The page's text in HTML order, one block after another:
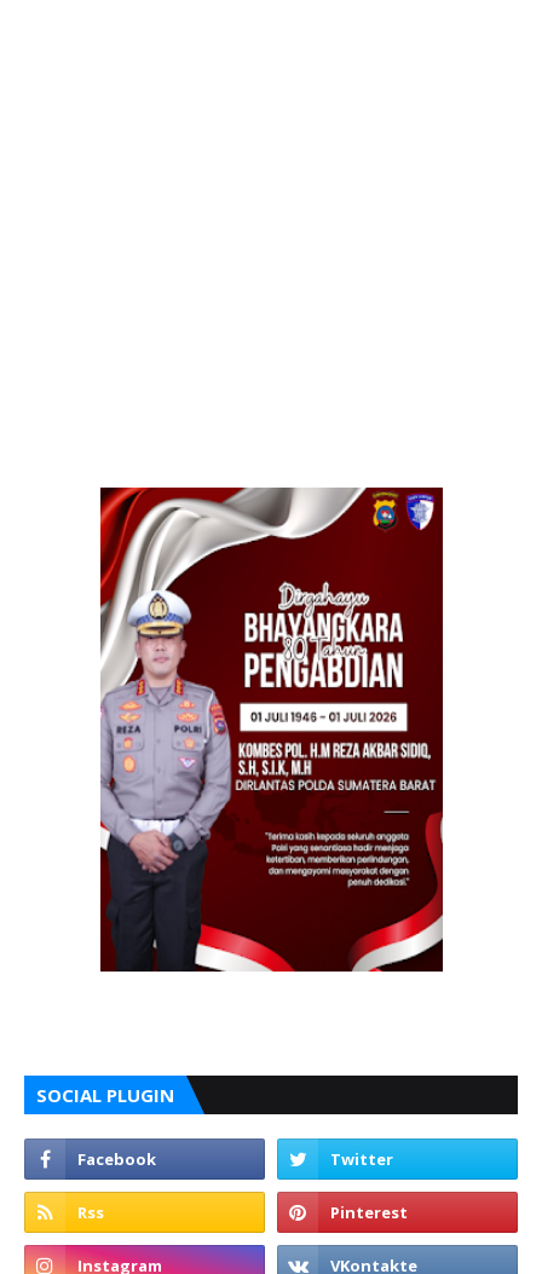
SOCIAL PLUGIN